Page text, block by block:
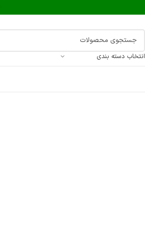
انتخاب دسته بندی